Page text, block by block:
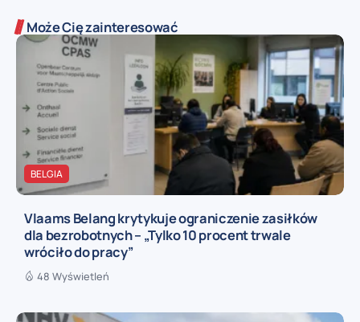
Może Cię zainteresować
BELGIA
Vlaams Belang krytykuje ograniczenie zasiłków
dla bezrobotnych – „Tylko 10 procent trwale
wróciło do pracy”
48 Wyświetleń